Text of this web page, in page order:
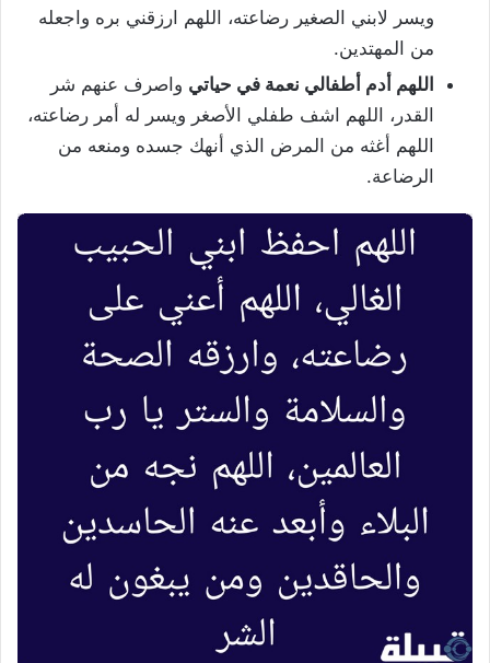
ويسر لابني الصغير رضاعته، اللهم ارزقني بره واجعله
من المهتدين.
اللهم أدم أطفالي نعمة في حياتي واصرف عنهم شر
القدر، اللهم اشف طفلي الأصغر ويسر له أمر رضاعته،
اللهم أغثه من المرض الذي أنهك جسده ومنعه من
الرضاعة.